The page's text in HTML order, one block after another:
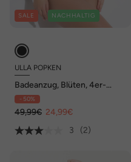
SALE NACHHALTIG
ULLA POPKEN
Badeanzug, Blüten, 4er-
Träger, Softcups, recycelt
- 50%
49,99€ 24,99€
3
(2)